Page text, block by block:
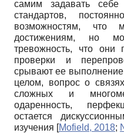
самим задавать
стандартов,
возможностям, что
достижениям, но
тревожность, что они
проверки и
срывают ее выполнение
целом, вопрос о
сложных и
одаренность,
остается
изучения [Mofield, 2018;